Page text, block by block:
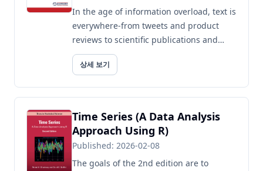
In the age of information overload, text is
everywhere-from tweets and product
reviews to scientific publications and
policy documents. Text Mining with R is a
comprehensive, moder...
상세 보기
Time Series (A Data Analysis
Approach Using R)
Published: 2026-02-08
The goals of the 2nd edition are to